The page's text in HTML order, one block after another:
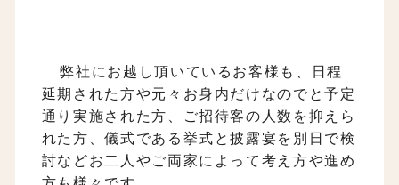
弊社にお越し頂いているお客様も、日程
延期された方や元々お身内だけなのでと予定
通り実施された方、ご招待客の人数を抑えら
れた方、儀式である挙式と披露宴を別日で検
討などお二人やご両家によって考え方や進め